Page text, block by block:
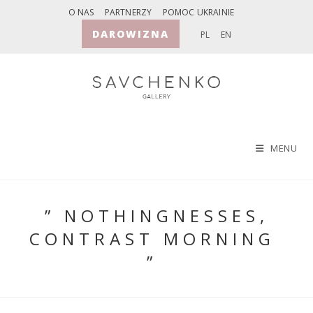
O NAS PARTNERZY POMOC UKRAINIE
DAROWIZNA PL EN
MENU
” NOTHINGNESSES,
CONTRAST MORNING
”